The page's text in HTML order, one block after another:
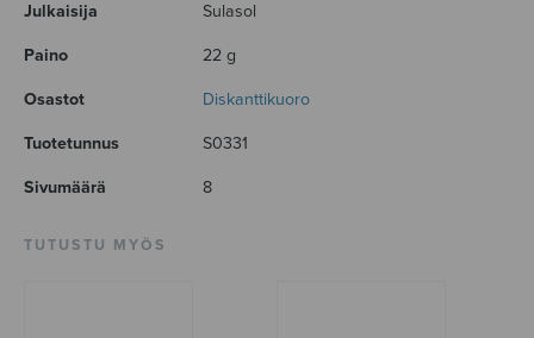
Julkaisija Sulasol
Paino 22 g
Osastot Diskanttikuoro
Tuotetunnus S0331
Sivumäärä 8
TUTUSTU MYÖS